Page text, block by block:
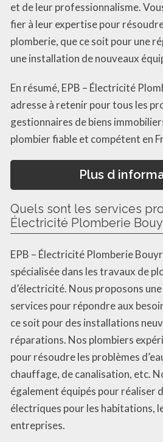
et de leur professionnalisme.
fier à leur expertise pour
plomberie, que ce soit pour une
une installation de nouveaux
En résumé, EPB – Électricité
adresse à retenir pour tous les
gestionnaires de biens
plombier fiable et compétent en
Plus d
Quels sont les services
Électricité Plomberie
EPB – Électricité Plomberie
spécialisée dans les travaux de
d’électricité. Nous proposons
services pour répondre aux
ce soit pour des installations
réparations. Nos plombiers
pour résoudre les problèmes
chauffage, de canalisation, etc.
également équipés pour réaliser
électriques pour les habitations,
entreprises.